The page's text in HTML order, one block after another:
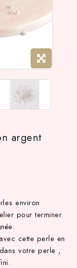
! À
argent
environ
pour terminer
cette perle en
votre perle ,